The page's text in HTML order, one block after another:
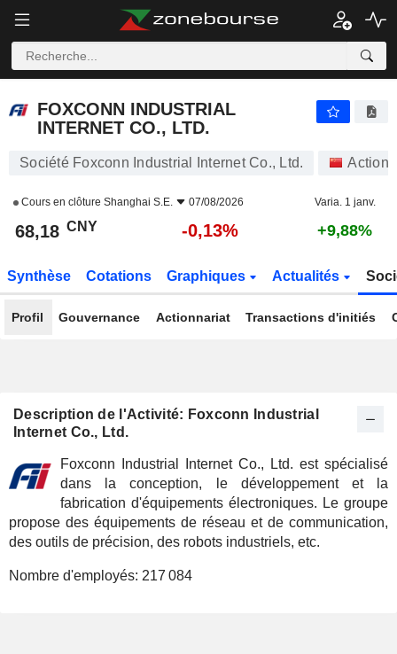
FOXCONN INDUSTRIAL
INTERNET CO., LTD.
Société Foxconn Industrial Internet Co., Ltd. Actions
Cours en clôture Shanghai S.E. 07/08/2026 Varia. 1 janv.
68,18 CNY -0,13% +9,88%
Synthèse Cotations Graphiques Actualités
Profil Gouvernance Actionnariat Transactions d'initiés
Description de l'Activité: Foxconn Industrial
Internet Co., Ltd.
Foxconn Industrial Internet Co., Ltd. est spécialisé
dans la conception, le développement et la
fabrication d'équipements électroniques. Le groupe
propose des équipements de réseau et de communication,
des outils de précision, des robots industriels, etc.
Nombre d'employés: 217 084